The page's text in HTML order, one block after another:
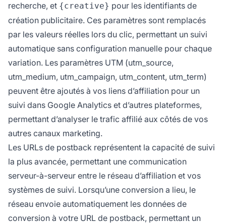
recherche, et {creative} pour les identifiants de
création publicitaire. Ces paramètres sont remplacés
par les valeurs réelles lors du clic, permettant un suivi
automatique sans configuration manuelle pour chaque
variation. Les paramètres UTM (utm_source,
utm_medium, utm_campaign, utm_content, utm_term)
peuvent être ajoutés à vos liens d’affiliation pour un
suivi dans Google Analytics et d’autres plateformes,
permettant d’analyser le trafic affilié aux côtés de vos
autres canaux marketing.
Les URLs de postback représentent la capacité de suivi
la plus avancée, permettant une communication
serveur-à-serveur entre le réseau d’affiliation et vos
systèmes de suivi. Lorsqu’une conversion a lieu, le
réseau envoie automatiquement les données de
conversion à votre URL de postback, permettant un